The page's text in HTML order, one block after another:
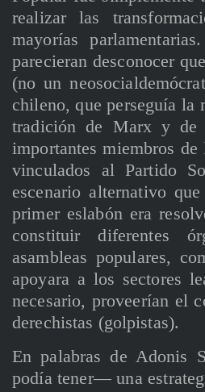
realizar las
mayorías
parecieran desconocer
(no un
chileno, que perseguía la
tradición de Marx y de
importantes miembros
vinculados al Partido
escenario alternativo
primer eslabón era
constituir diferentes
asambleas populares,
apoyara a los sectores
necesario, proveerían el
derechistas (golpistas).
En palabras de Adonis
podía tener— una